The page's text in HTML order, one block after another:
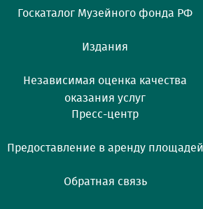
Госкаталог Музейного фонда РФ
Издания
Независимая оценка качества
оказания услуг
Пресс-центр
Предоставление в аренду площадей
Обратная связь